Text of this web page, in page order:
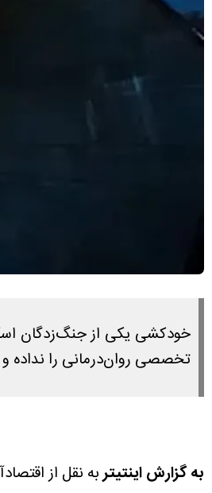
خودکشی یکی از جنگ‌زدگان
تخصصی روان‌درمانی را نداده
به گزارش اینتیتربه نقل از